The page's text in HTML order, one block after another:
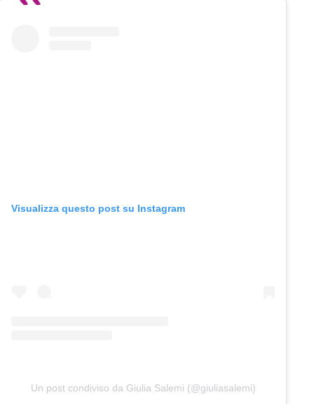
Visualizza questo post su Instagram
Un post condiviso da Giulia Salemi (@giuliasalemi)